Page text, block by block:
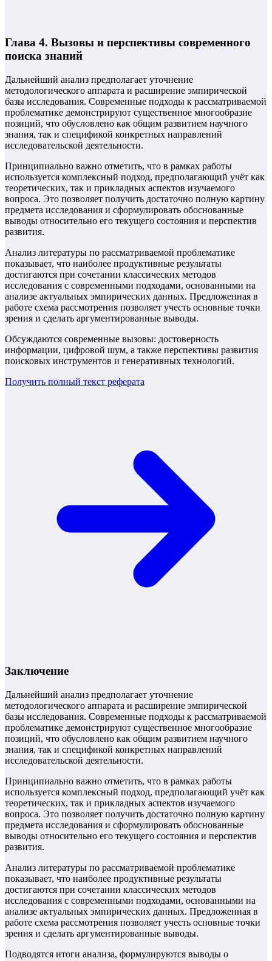
Глава 4. Вызовы и перспективы современного
поиска знаний
Дальнейший анализ предполагает уточнение
методологического аппарата и расширение эмпирической
базы исследования. Современные подходы к рассматриваемой
проблематике демонстрируют существенное многообразие
позиций, что обусловлено как общим развитием научного
знания, так и спецификой конкретных направлений
исследовательской деятельности.
Принципиально важно отметить, что в рамках работы
используется комплексный подход, предполагающий учёт как
теоретических, так и прикладных аспектов изучаемого
вопроса. Это позволяет получить достаточно полную картину
предмета исследования и сформулировать обоснованные
выводы относительно его текущего состояния и перспектив
развития.
Анализ литературы по рассматриваемой проблематике
показывает, что наиболее продуктивные результаты
достигаются при сочетании классических методов
исследования с современными подходами, основанными на
анализе актуальных эмпирических данных. Предложенная в
работе схема рассмотрения позволяет учесть основные точки
зрения и сделать аргументированные выводы.
Обсуждаются современные вызовы: достоверность
информации, цифровой шум, а также перспективы развития
поисковых инструментов и генеративных технологий.
Получить полный текст реферата
Заключение
Дальнейший анализ предполагает уточнение
методологического аппарата и расширение эмпирической
базы исследования. Современные подходы к рассматриваемой
проблематике демонстрируют существенное многообразие
позиций, что обусловлено как общим развитием научного
знания, так и спецификой конкретных направлений
исследовательской деятельности.
Принципиально важно отметить, что в рамках работы
используется комплексный подход, предполагающий учёт как
теоретических, так и прикладных аспектов изучаемого
вопроса. Это позволяет получить достаточно полную картину
предмета исследования и сформулировать обоснованные
выводы относительно его текущего состояния и перспектив
развития.
Анализ литературы по рассматриваемой проблематике
показывает, что наиболее продуктивные результаты
достигаются при сочетании классических методов
исследования с современными подходами, основанными на
анализе актуальных эмпирических данных. Предложенная в
работе схема рассмотрения позволяет учесть основные точки
зрения и сделать аргументированные выводы.
Подводятся итоги анализа, формулируются выводы о